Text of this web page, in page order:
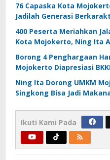
76 Capaska Kota
Jadilah Generasi
400 Peserta Meriahkan
Kota Mojokerto, Ning Ita
Borong 4 Penghargaan
Mojokerto Diapresiasi
Ning Ita Dorong UMKM
Singkong Bisa Jadi
Ikuti Kami Pada